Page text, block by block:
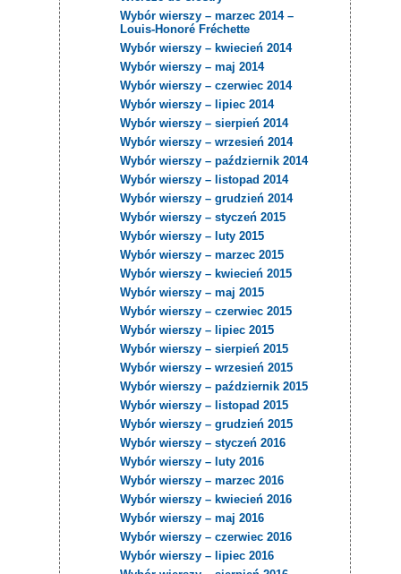
Wybór wierszy – marzec 2014 –
Louis-Honoré Fréchette
Wybór wierszy – kwiecień 2014
Wybór wierszy – maj 2014
Wybór wierszy – czerwiec 2014
Wybór wierszy – lipiec 2014
Wybór wierszy – sierpień 2014
Wybór wierszy – wrzesień 2014
Wybór wierszy – październik 2014
Wybór wierszy – listopad 2014
Wybór wierszy – grudzień 2014
Wybór wierszy – styczeń 2015
Wybór wierszy – luty 2015
Wybór wierszy – marzec 2015
Wybór wierszy – kwiecień 2015
Wybór wierszy – maj 2015
Wybór wierszy – czerwiec 2015
Wybór wierszy – lipiec 2015
Wybór wierszy – sierpień 2015
Wybór wierszy – wrzesień 2015
Wybór wierszy – październik 2015
Wybór wierszy – listopad 2015
Wybór wierszy – grudzień 2015
Wybór wierszy – styczeń 2016
Wybór wierszy – luty 2016
Wybór wierszy – marzec 2016
Wybór wierszy – kwiecień 2016
Wybór wierszy – maj 2016
Wybór wierszy – czerwiec 2016
Wybór wierszy – lipiec 2016